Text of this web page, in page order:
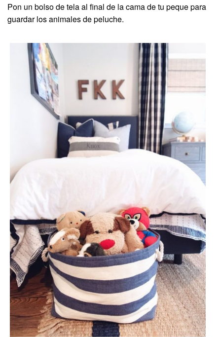
Pon un bolso de tela al final de la cama de tu peque para
guardar los animales de peluche.